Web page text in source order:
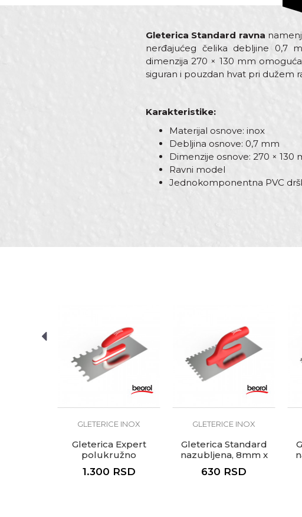
Gleterica Standard ravna
nerđajućeg čelika debljine 0,7
dimenzija 270 × 130 mm
siguran i pouzdan hvat pri dužem
Karakteristike:
Materijal osnove: inox
Debljina osnove: 0,7 mm
Dimenzije osnove: 270 × 130
Ravni model
Jednokomponentna PVC
Beorol
Anti-spam zaštita - izračunajte
GLETERICE INOX
Gleterica Expert
polukružno
nazubljena
1.300 RSD
GLETERICE INOX
Gleterica Standard
nazubljena, 8mm x
8mm
630 RSD